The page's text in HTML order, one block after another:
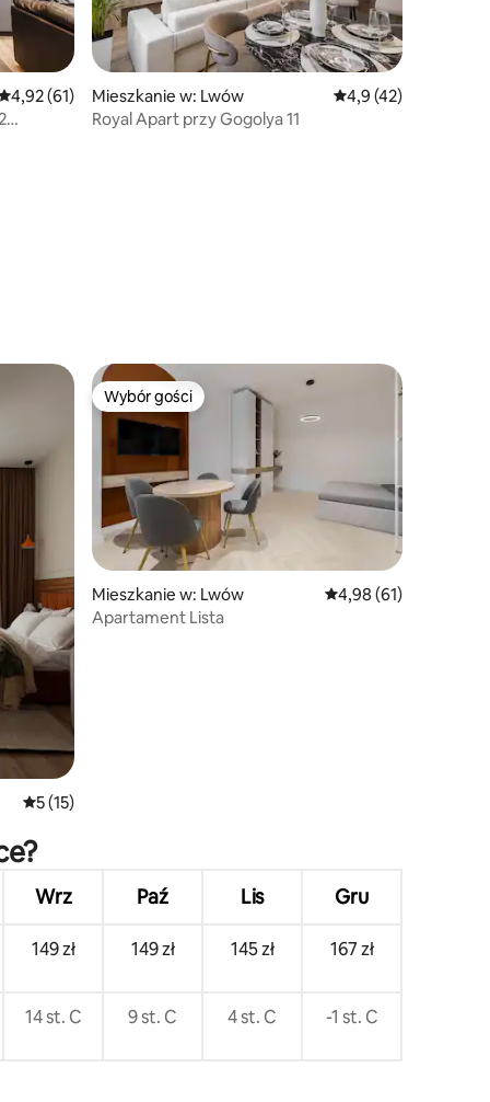
ocena: 4,92 na 5, liczba recenzji: 61
4,92 (61)
Mieszkanie w: Lwów Średnia ocena: 4,9
4,9 (42)
Royal Apart przy Gogolya 11
gości
Średnia ocena: 5 na 5, liczba recenzji: 15
5 (15)
Wybór gości
Wybór gości
Mieszkanie w: Lwów Średnia ocena: 4,98
4,98 (61)
Apartament Lista
Wrz Paź Lis Gru
149 zł 149 zł 145 zł 167 zł
14 st. C 9 st. C 4 st. C -1 st. C